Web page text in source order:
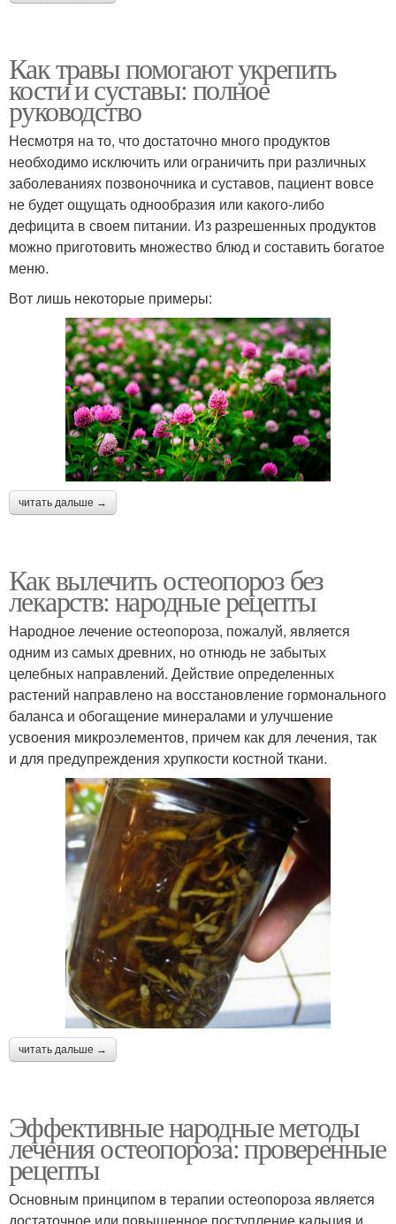
Как травы помогают укрепить
кости и суставы: полное
руководство
Несмотря на то, что достаточно много продуктов
необходимо исключить или ограничить при различных
заболеваниях позвоночника и суставов, пациент вовсе
не будет ощущать однообразия или какого-либо
дефицита в своем питании. Из разрешенных продуктов
можно приготовить множество блюд и составить богатое
меню.
Вот лишь некоторые примеры:
читать дальше →
Как вылечить остеопороз без
лекарств: народные рецепты
Народное лечение остеопороза, пожалуй, является
одним из самых древних, но отнюдь не забытых
целебных направлений. Действие определенных
растений направлено на восстановление гормонального
баланса и обогащение минералами и улучшение
усвоения микроэлементов, причем как для лечения, так
и для предупреждения хрупкости костной ткани.
читать дальше →
Эффективные народные методы
лечения остеопороза: проверенные
рецепты
Основным принципом в терапии остеопороза является